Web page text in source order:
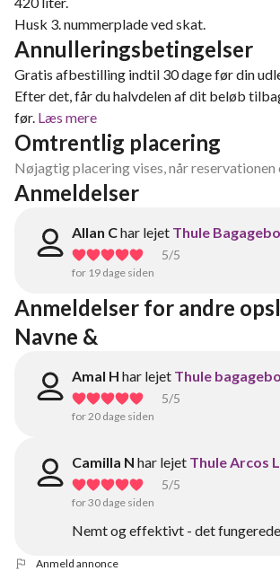
Husk 3. nummerplade ved skat.
Annulleringsbetingelser
Gratis afbestilling indtil 30 dage før din
Efter det, får du halvdelen af dit beløb
før. Læs mere
Omtrentlig placering
Nøjagtig placering vises, når
Anmeldelser
Allan Char lejet Thule
5/5
for 19 dage siden
Anmeldelser for andre
Navne &
Amal H har lejet Thule
5/5
for 20 dage siden
Camilla N har lejet Thule Arcos
5/5
for 30 dage siden
Nemt og effektivt - det
Anmeld annonce